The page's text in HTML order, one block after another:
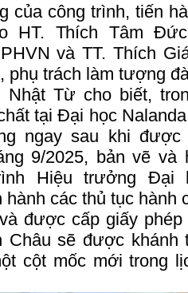
của công trình, tiến
HT. Thích Tâm
và TT. Thích
phụ trách làm tượng
Nhật Từ cho biết,
tại Đại học
ngay sau khi được
9/2025, bản vẽ và
Hiệu trưởng Đại
hành các thủ tục hành
được cấp giấy
Châu sẽ được khánh
cột mốc mới trong